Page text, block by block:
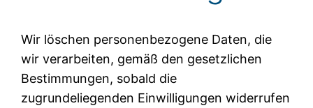
Wir löschen personenbezogene Daten, die
wir verarbeiten, gemäß den gesetzlichen
Bestimmungen, sobald die
zugrundeliegenden Einwilligungen widerrufen